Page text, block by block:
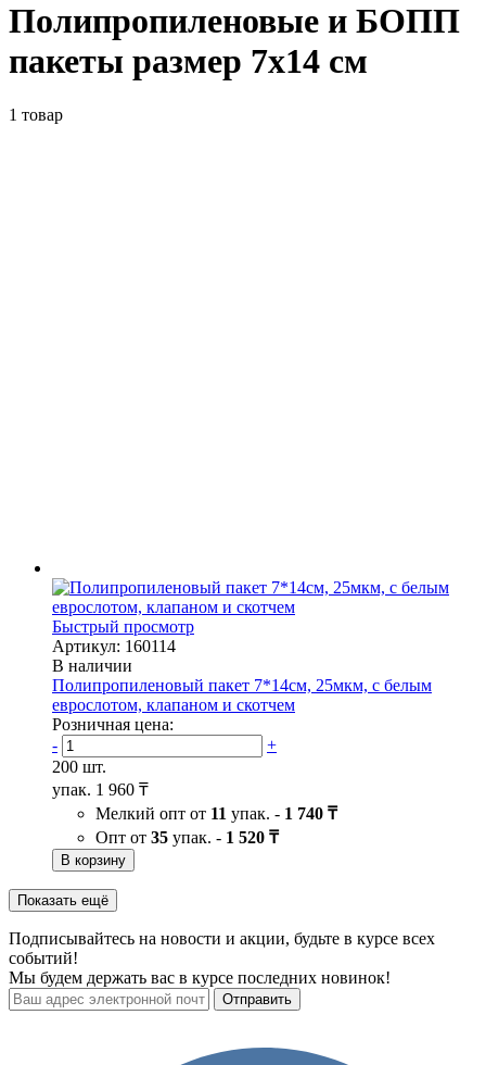
Полипропиленовые и БОПП
пакеты размер 7x14 см
1 товар
Быстрый просмотр
Артикул: 160114
В наличии
Полипропиленовый пакет 7*14см, 25мкм, с белым
еврослотом, клапаном и скотчем
Розничная цена:
-
+
200 шт.
упак. 1 960 ₸
Мелкий опт от 11 упак. - 1 740 ₸
Опт от 35 упак. - 1 520 ₸
В корзину
Показать ещё
Подписывайтесь на новости и акции, будьте в курсе всех
событий!
Мы будем держать вас в курсе последних новинок!